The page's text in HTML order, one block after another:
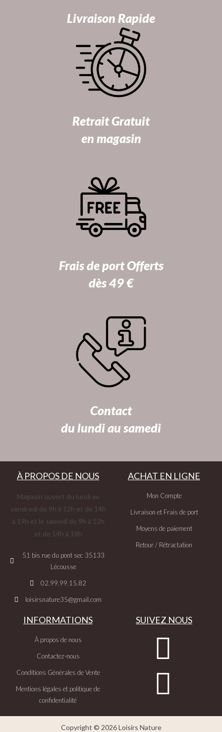
Livraison Rapide
Retrait Gratuit
en magasin
Frais de port Offerts
dès 49 €
Contact
du lundi au samedi
À PROPOS DE NOUS
Magasin ouvert du lundi au
vendredi de 9h à 12h et de 14h
à 19h et le samedi de 9h à 12h
et de 14h à 18h
51 bis rue du pont sec 35133
Lécousse
02.99.99.15.82
loisirsnature35@gmail.com
ACHAT EN LIGNE
Mon Compte
Livraison et Frais de port
Moyens de paiement
Retour / Rétractation
INFORMATIONS
À propos de nous
Contactez-nous
Conditions Générales de Vente
Mentions légales et politique de
confidentialité
SUIVEZ NOUS
Copyright © 2026 Loisirs Nature